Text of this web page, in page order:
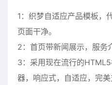
1：织梦自适应产品模板，
页面干净。
2：首页带新闻展示，服务
3：采用现在流行的
器，响应式，自适应，完